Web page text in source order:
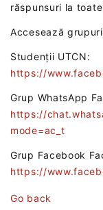
răspunsuri la
Accesează
Studenții UTCN:
https://
Grup WhatsApp
https://
mode=ac_t
Grup Facebook
https://
Go back